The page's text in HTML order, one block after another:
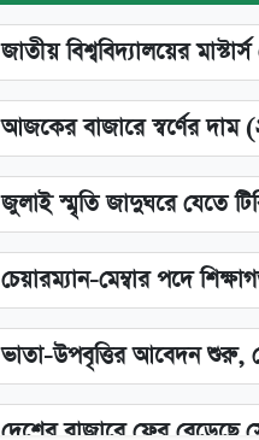
জাতীয় বিশ্ববিদ্যালয়ের
আজকের বাজারে স্বর্ণের দাম
জুলাই স্মৃতি জাদুঘরে যেতে
চেয়ারম্যান-মেম্বার পদে
ভাতা-উপবৃত্তির আবেদন শুরু,
দেশের বাজারে ফের বেড়েছে